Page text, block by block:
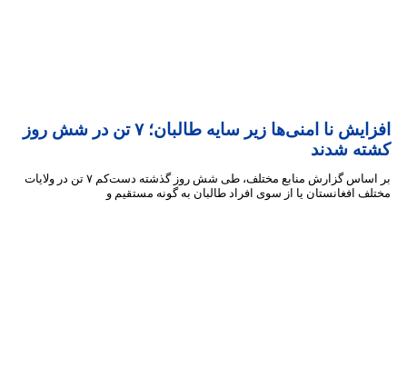
افزایش نا امنی‌ها زیر سایه طالبان؛ ۷ تن در شش روز
شدند
بر اساس گزارش منابع مختلف، طی شش روز گذشته دست‌کم ۷ تن در ولایات
افغانستان یا از سوی افراد طالبان به گونه مستقیم و